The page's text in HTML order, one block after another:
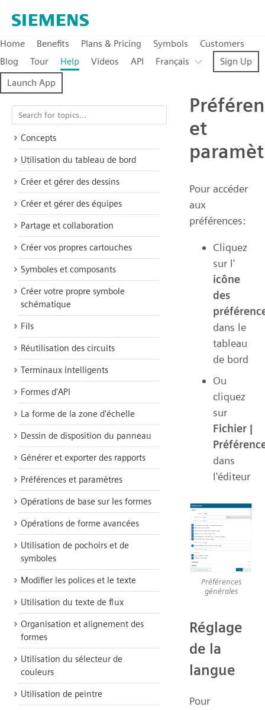
Home Benefits Plans & Pricing Symbols
Customers
Blog
Tour Help Videos API Français
Sign Up
Launch App
Concepts
Utilisation du tableau de bord
Créer et gérer des dessins
Créer et gérer des équipes
Partage et collaboration
Créer vos propres cartouches
Symboles et composants
Créer votre propre symbole
schématique
Fils
Réutilisation des circuits
Terminaux intelligents
Formes d'API
La forme de la zone d'échelle
Dessin de disposition du panneau
Générer et exporter des rapports
Préférences et paramètres
Opérations de base sur les formes
Opérations de forme avancées
Utilisation de pochoirs et de
symboles
Modifier les polices et le texte
Utilisation du texte de flux
Organisation et alignement des
formes
Utilisation du sélecteur de
couleurs
Utilisation de peintre
et
Pour accéder
aux
préférences:
Cliquez
sur l'
icône
des
dans le
tableau
de bord
Ou
cliquez
sur
Fichier |
dans
l'éditeur
Préférences
générales
Réglage
de la
langue
Pour